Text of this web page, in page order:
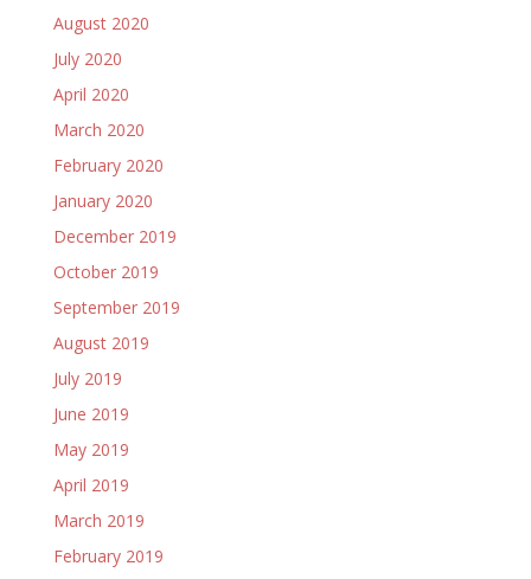
August 2020
July 2020
April 2020
March 2020
February 2020
January 2020
December 2019
October 2019
September 2019
August 2019
July 2019
June 2019
May 2019
April 2019
March 2019
February 2019